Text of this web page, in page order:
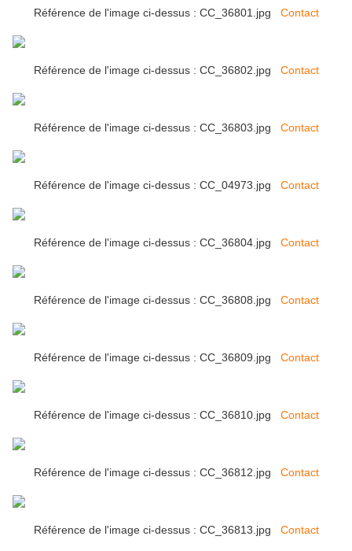
Référence de l'image ci-dessus : CC_36801.jpg Contact
Référence de l'image ci-dessus : CC_36802.jpg Contact
Référence de l'image ci-dessus : CC_36803.jpg Contact
Référence de l'image ci-dessus : CC_04973.jpg Contact
Référence de l'image ci-dessus : CC_36804.jpg Contact
Référence de l'image ci-dessus : CC_36808.jpg Contact
Référence de l'image ci-dessus : CC_36809.jpg Contact
Référence de l'image ci-dessus : CC_36810.jpg Contact
Référence de l'image ci-dessus : CC_36812.jpg Contact
Référence de l'image ci-dessus : CC_36813.jpg Contact